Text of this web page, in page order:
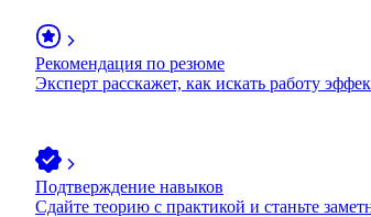
Рекомендация по резюме
Эксперт расскажет, как искать работу
Подтверждение навыков
Сдайте теорию с практикой и станьте